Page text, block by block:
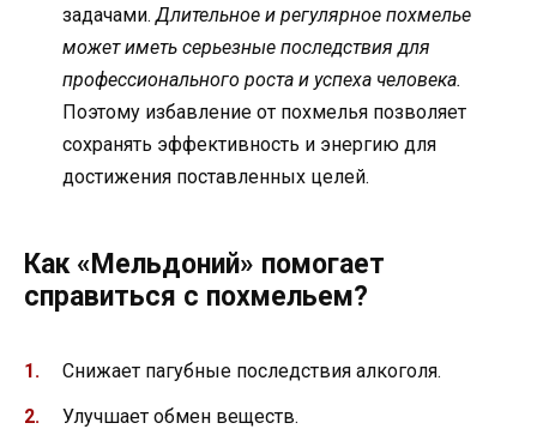
задачами. Длительное и регулярное похмелье
может иметь серьезные последствия для
профессионального роста и успеха человека.
Поэтому избавление от похмелья позволяет
сохранять эффективность и энергию для
достижения поставленных целей.
Как «Мельдоний» помогает
справиться с похмельем?
Снижает пагубные последствия алкоголя.
Улучшает обмен веществ.